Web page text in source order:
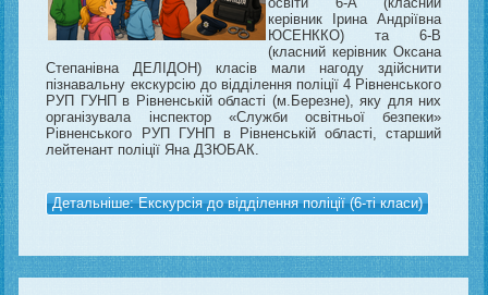
керівник Ірина Андріївна
ЮСЕНККО) та 6-В
(класний керівник Оксана
Степанівна ДЕЛІДОН) класів мали нагоду здійснити
пізнавальну екскурсію до відділення поліції 4 Рівненського
РУП ГУНП в Рівненській області (м.Березне), яку для них
організувала інспектор «Служби освітньої безпеки»
Рівненського РУП ГУНП в Рівненській області, старший
лейтенант поліції Яна ДЗЮБАК.
Детальніше: Екскурсія до відділення поліції (6-ті класи)